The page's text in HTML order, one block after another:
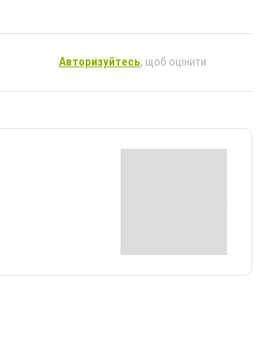
Авторизуйтесь, щоб оцінити